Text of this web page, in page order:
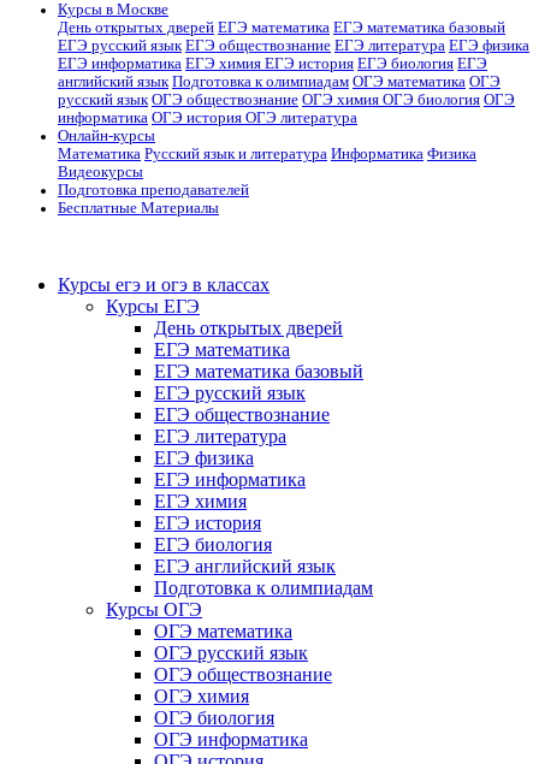
Курсы в Москве
День открытых дверей ЕГЭ математика ЕГЭ математика базовый
ЕГЭ русский язык ЕГЭ обществознание ЕГЭ литература ЕГЭ физика
ЕГЭ информатика ЕГЭ химия ЕГЭ история ЕГЭ биология ЕГЭ
английский язык Подготовка к олимпиадам ОГЭ математика ОГЭ
русский язык ОГЭ обществознание ОГЭ химия ОГЭ биология ОГЭ
информатика ОГЭ история ОГЭ литература
Онлайн-курсы
Математика Русский язык и литература Информатика Физика
Видеокурсы
Подготовка преподавателей
Бесплатные Материалы
Курсы егэ и огэ в классах
Курсы ЕГЭ
День открытых дверей
ЕГЭ математика
ЕГЭ математика базовый
ЕГЭ русский язык
ЕГЭ обществознание
ЕГЭ литература
ЕГЭ физика
ЕГЭ информатика
ЕГЭ химия
ЕГЭ история
ЕГЭ биология
ЕГЭ английский язык
Подготовка к олимпиадам
Курсы ОГЭ
ОГЭ математика
ОГЭ русский язык
ОГЭ обществознание
ОГЭ химия
ОГЭ биология
ОГЭ информатика